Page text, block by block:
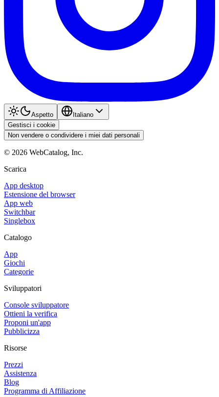
Aspetto
Italiano
Gestisci i cookie
Non vendere o condividere i miei dati personali
© 2026 WebCatalog, Inc.
Scarica
App desktop
Estensione del browser
App web
Switchbar
Singlebox
Catalogo
App
Giochi
Categorie
Sviluppatori
Console sviluppatore
Ottieni la verifica
Proponi un'app
Pubblicizza
Risorse
Prezzi
Assistenza
Blog
Programma di Affiliazione